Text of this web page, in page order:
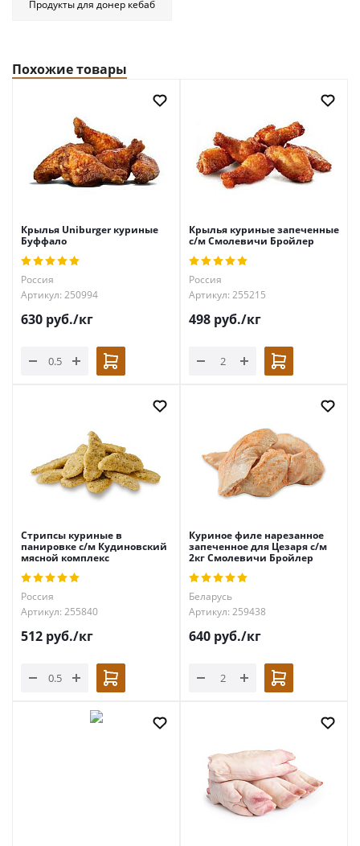
Продукты для донер кебаб
Похожие товары
Крылья Uniburger куриные
Буффало
Россия
Артикул: 250994
630 руб./кг
Крылья куриные запеченные
с/м Смолевичи Бройлер
Россия
Артикул: 255215
498 руб./кг
Стрипсы куриные в
панировке с/м Кудиновский
мясной комплекс
Россия
Артикул: 255840
512 руб./кг
Куриное филе нарезанное
запеченное для Цезаря с/м
2кг Смолевичи Бройлер
Беларусь
Артикул: 259438
640 руб./кг